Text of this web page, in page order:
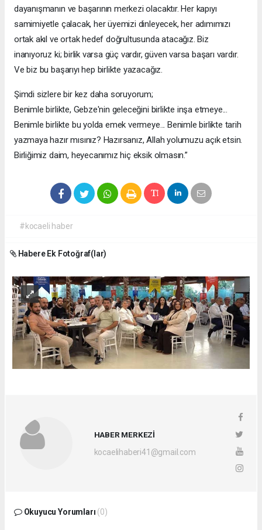
dayanışmanın ve başarının merkezi olacaktır. Her kapıyı
samimiyetle çalacak, her üyemizi dinleyecek, her adımımızı
ortak akıl ve ortak hedef doğrultusunda atacağız. Biz
inanıyoruz ki; birlik varsa güç vardır, güven varsa başarı vardır.
Ve biz bu başarıyı hep birlikte yazacağız.
Şimdi sizlere bir kez daha soruyorum;
Benimle birlikte, Gebze'nin geleceğini birlikte inşa etmeye...
Benimle birlikte bu yolda emek vermeye... Benimle birlikte tarih
yazmaya hazır mısınız? Hazırsanız, Allah yolumuzu açık etsin.
Birliğimiz daim, heyecanımız hiç eksik olmasın.”
#kocaeli haber
Habere Ek Fotoğraf(lar)
HABER MERKEZİ
kocaelihaberi41@gmail.com
Okuyucu Yorumları (0)